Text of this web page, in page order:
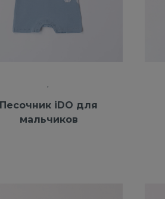
Песочник iDO для
мальчиков